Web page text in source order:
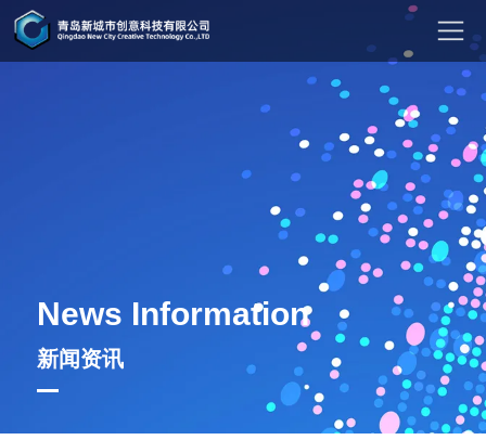
News Information
新闻资讯